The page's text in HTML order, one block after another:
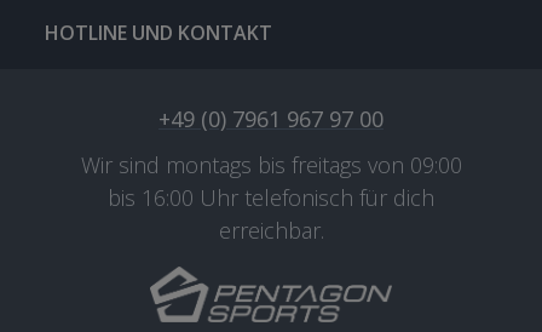
HOTLINE UND KONTAKT
+49 (0) 7961 967 97 00
Wir sind montags bis freitags von 09:00
bis 16:00 Uhr telefonisch für dich
erreichbar.